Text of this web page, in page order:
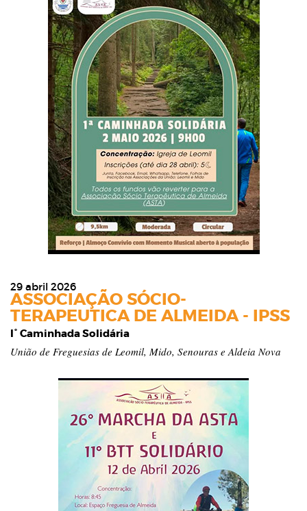
29 abril 2026
ASSOCIAÇÃO SÓCIO-
TERAPEUTICA DE ALMEIDA - IPSS
I° Caminhada Solidária
União de Freguesias de Leomil, Mido, Senouras e Aldeia Nova